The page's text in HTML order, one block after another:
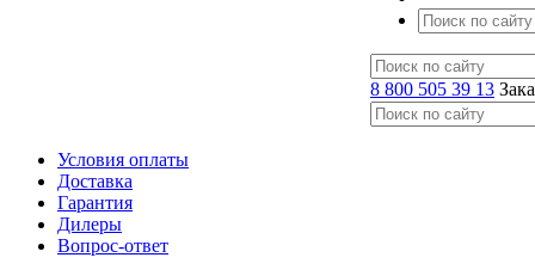
8 800 505 39 13
Условия оплаты
Доставка
Гарантия
Дилеры
Вопрос-ответ